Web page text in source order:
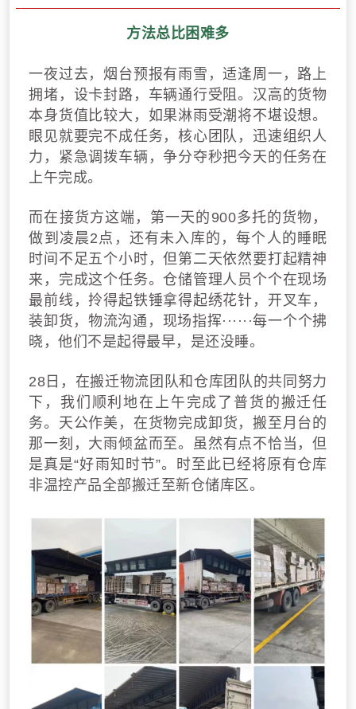
方法总比困难多
一夜过去，烟台预报有雨雪，适逢周一，路上
拥堵，设卡封路，车辆通行受阻。汉高的货物
本身货值比较大，如果淋雨受潮将不堪设想。
眼见就要完不成任务，核心团队，迅速组织人
力，紧急调拨车辆，争分夺秒把今天的任务在
上午完成。
而在接货方这端，第一天的900多托的货物，
做到凌晨2点，还有未入库的，每个人的睡眠
时间不足五个小时，但第二天依然要打起精神
来，完成这个任务。仓储管理人员个个在现场
最前线，拎得起铁锤拿得起绣花针，开叉车，
装卸货，物流沟通，现场指挥······每一个个拂
晓，他们不是起得最早，是还没睡。
28日，在搬迁物流团队和仓库团队的共同努力
下，我们顺利地在上午完成了普货的搬迁任
务。 天公作美，在货物完成卸货，搬至月台的
那一刻，大雨倾盆而至。
虽然有点不恰当，但
是真是“好雨知时节”。
时至此已经将原有仓库
非温控产品全部搬迁至新仓储库区。